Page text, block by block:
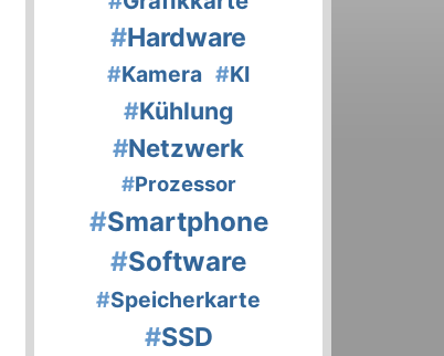
#Hardware
#Kamera #KI
#Kühlung
#Netzwerk
#Prozessor
#Smartphone
#Software
#Speicherkarte
#SSD